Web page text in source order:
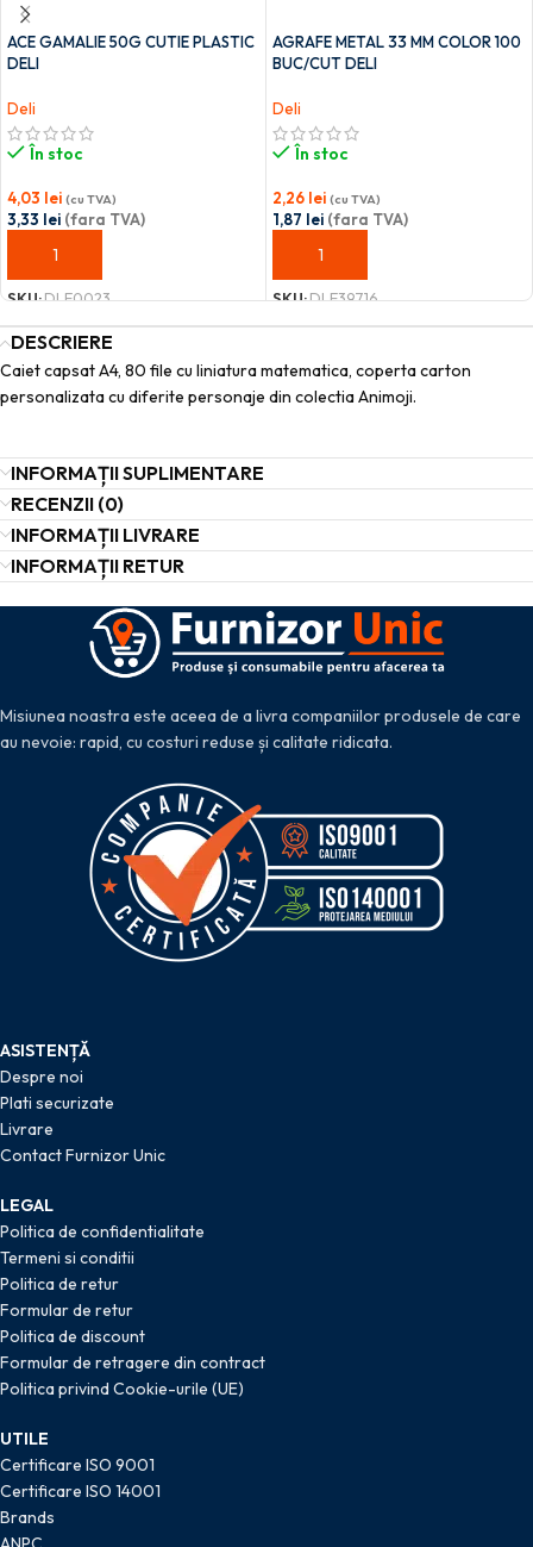
ACE GAMALIE 50G CUTIE PLASTIC
DELI
Deli
În stoc
4,03 lei (cu TVA)
3,33 lei (fara TVA)
ADAUGĂ ÎN COȘ
SKU:DLE0023
AGRAFE METAL 33 MM COLOR 100
BUC/CUT DELI
Deli
În stoc
2,26 lei (cu TVA)
1,87 lei (fara TVA)
ADAUGĂ ÎN COȘ
SKU:DLE39716
DESCRIERE
Caiet capsat A4, 80 file cu liniatura matematica, coperta carton
personalizata cu diferite personaje din colectia Animoji.
INFORMAȚII SUPLIMENTARE
RECENZII (0)
INFORMAȚII LIVRARE
INFORMAȚII RETUR
Misiunea noastra este aceea de a livra companiilor produsele de care
au nevoie: rapid, cu costuri reduse și calitate ridicata.
ASISTENȚĂ
Despre noi
Plati securizate
Livrare
Contact Furnizor Unic
LEGAL
Politica de confidentialitate
Termeni si conditii
Politica de retur
Formular de retur
Politica de discount
Formular de retragere din contract
Politica privind Cookie-urile (UE)
UTILE
Certificare ISO 9001
Certificare ISO 14001
Brands